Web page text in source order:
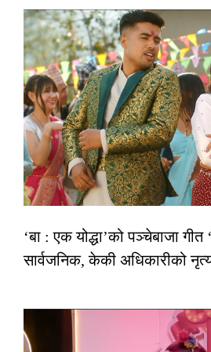
‘बा : एक योद्धा’को पञ्चेबाजा
सार्वजनिक, केकी अधिकारीको